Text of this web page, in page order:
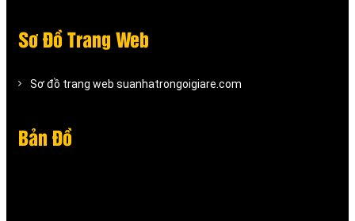
Sơ Đồ Trang Web
Sơ đồ trang web suanhatrongoigiare.com
Bản Đồ